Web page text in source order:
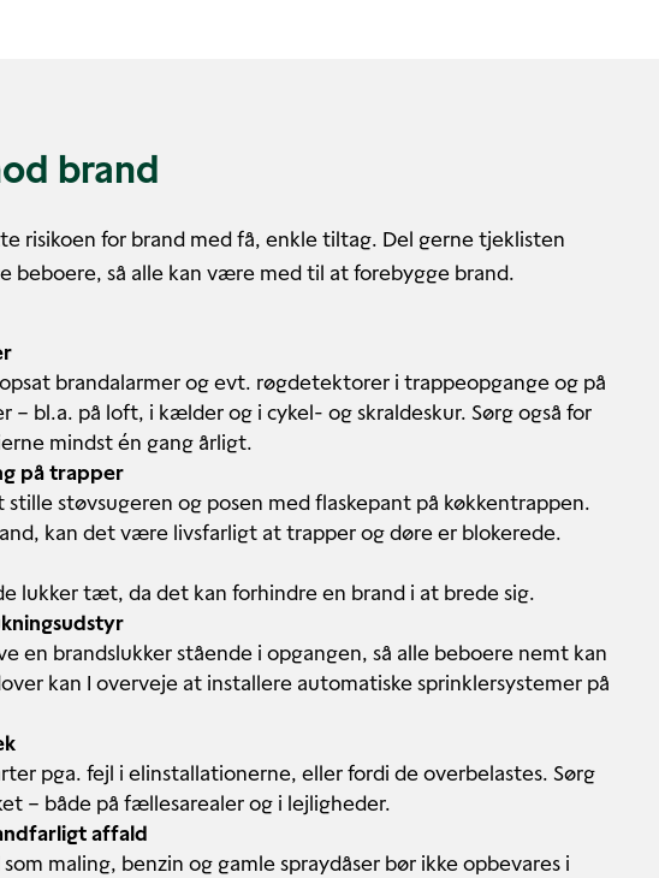
brand
risikoen for brand med få, enkle tiltag. Del gerne tjeklisten
beboere, så alle kan være med til at forebygge brand.
brandalarmer og evt. røgdetektorer i trappeopgange og på
– bl.a. på loft, i kælder og i cykel- og skraldeskur. Sørg også for
mindst én gang årligt.
på trapper
støvsugeren og posen med flaskepant på køkkentrappen.
kan det være livsfarligt at trapper og døre er blokerede.
lukker tæt, da det kan forhindre en brand i at brede sig.
en brandslukker stående i opgangen, så alle beboere nemt kan
kan I overveje at installere automatiske sprinklersystemer på
pga. fejl i elinstallationerne, eller fordi de overbelastes. Sørg
– både på fællesarealer og i lejligheder.
affald
maling, benzin og gamle spraydåser bør ikke opbevares i